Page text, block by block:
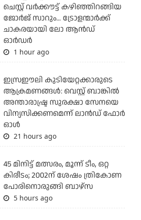
ചെസ്റ്റ് വര്‍ക്കൗട്ട് കഴിഞ്ഞിറങ്ങിയ
ജോര്‍ജ് സാറും... ട്രോളന്മാര്‍ക്ക്
ചാകരയായി ലോ ആന്‍ഡ്
ഓര്‍ഡര്‍
1 hour ago
ഇസ്രഈലി കുടിയേറ്റക്കാരുടെ
ആക്രമണങ്ങള്‍: വെസ്റ്റ് ബാങ്കില്‍
അന്താരാഷ്ട്ര സുരക്ഷാ സേനയെ
വിന്യസിക്കണമെന്ന് ലാന്‍ഡ് ഫോര്‍
ഓള്‍
21 hours ago
45 മിനിട്ട് മത്സരം, മൂന്ന് ടീം, ഒറ്റ
കിരീടം; 2002ന് ശേഷം ത്രികോണ
പോരിനൊരുങ്ങി ബാഴ്‌സ
5 hours ago